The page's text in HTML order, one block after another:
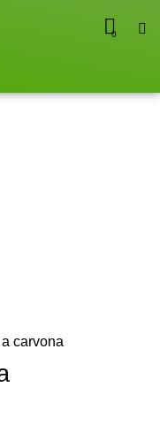
0
carvona